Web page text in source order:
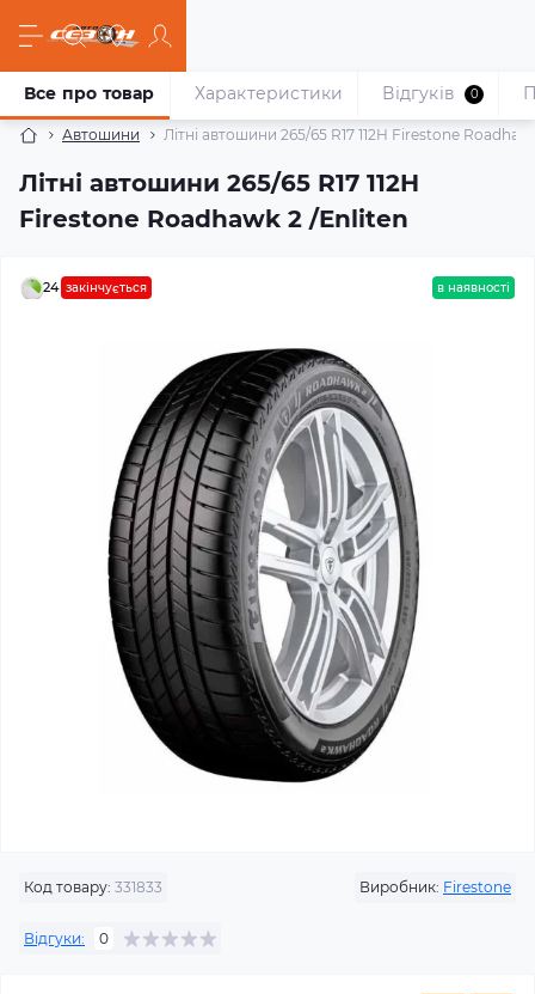
Автошини Літні автошини 265/65 R17 112H Firestone
Літні автошини 265/65 R17 112H
Firestone Roadhawk 2 /Enliten
Все про товар Характеристики Відгуків 0
24 закінчується в наявності
Код товару: 331833 Виробник: Firestone
Відгуки: 0